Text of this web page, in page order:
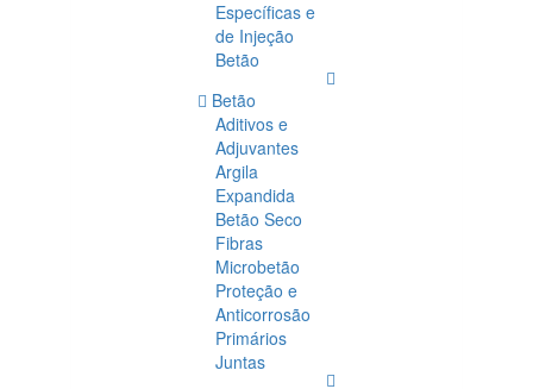
Específicas e
de Injeção
Betão
Betão
Aditivos e
Adjuvantes
Argila
Expandida
Betão Seco
Fibras
Microbetão
Proteção e
Anticorrosão
Primários
Juntas